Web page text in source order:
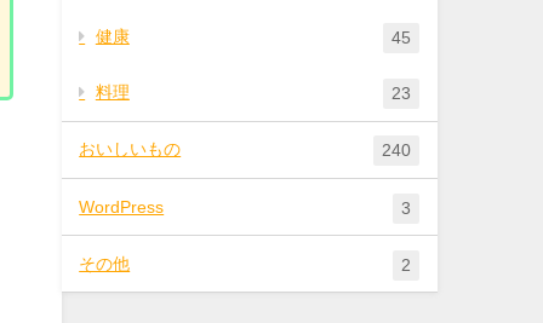
健康 45
料理 23
おいしいもの 240
WordPress 3
その他 2